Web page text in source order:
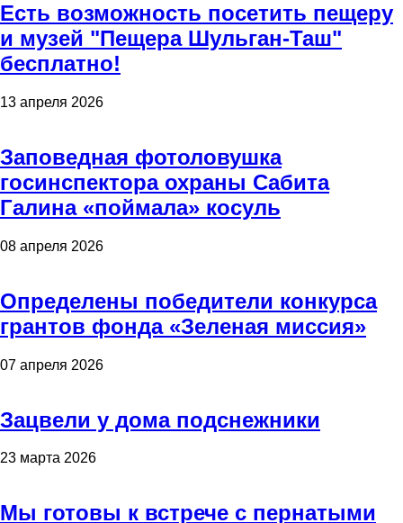
Есть возможность посетить пещеру
и музей "Пещера Шульган-Таш"
бесплатно!
13 апреля 2026
Заповедная фотоловушка
госинспектора охраны Сабита
Галина «поймала» косуль
08 апреля 2026
Определены победители конкурса
грантов фонда «Зеленая миссия»
07 апреля 2026
Зацвели у дома подснежники
23 марта 2026
Мы готовы к встрече с пернатыми